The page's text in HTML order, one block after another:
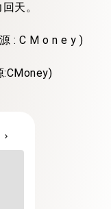
天。
chevron_right